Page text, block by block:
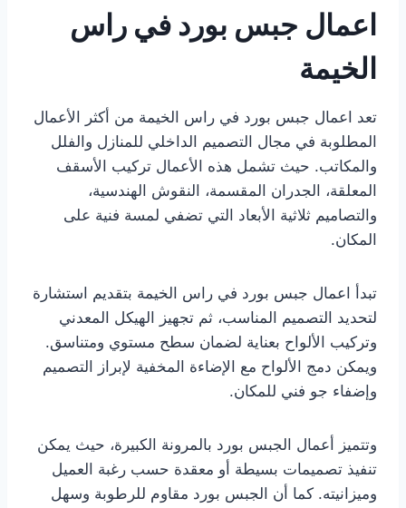
اعمال جبس بورد في راس
الخيمة
تعد اعمال جبس بورد في راس الخيمة من أكثر الأعمال
المطلوبة في مجال التصميم الداخلي للمنازل والفلل
والمكاتب. حيث تشمل هذه الأعمال تركيب الأسقف
المعلقة، الجدران المقسمة، النقوش الهندسية،
والتصاميم ثلاثية الأبعاد التي تضفي لمسة فنية على
المكان.
تبدأ اعمال جبس بورد في راس الخيمة بتقديم استشارة
لتحديد التصميم المناسب، ثم تجهيز الهيكل المعدني
وتركيب الألواح بعناية لضمان سطح مستوي ومتناسق.
ويمكن دمج الألواح مع الإضاءة المخفية لإبراز التصميم
وإضفاء جو فني للمكان.
وتتميز أعمال الجبس بورد بالمرونة الكبيرة، حيث يمكن
تنفيذ تصميمات بسيطة أو معقدة حسب رغبة العميل
وميزانيته. كما أن الجبس بورد مقاوم للرطوبة وسهل